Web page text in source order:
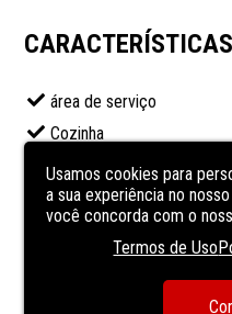
CARACTERÍSTICAS
área de serviço
Cozinha
lavanderia
Sala de almoço
sala de estar
sala de jantar
Usamos cookies para
a sua experiência no
você concorda com o
Termos de Uso